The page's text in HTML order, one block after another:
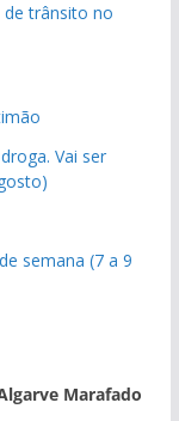
trânsito no
Vai ser
semana (7 a 9
Marafado